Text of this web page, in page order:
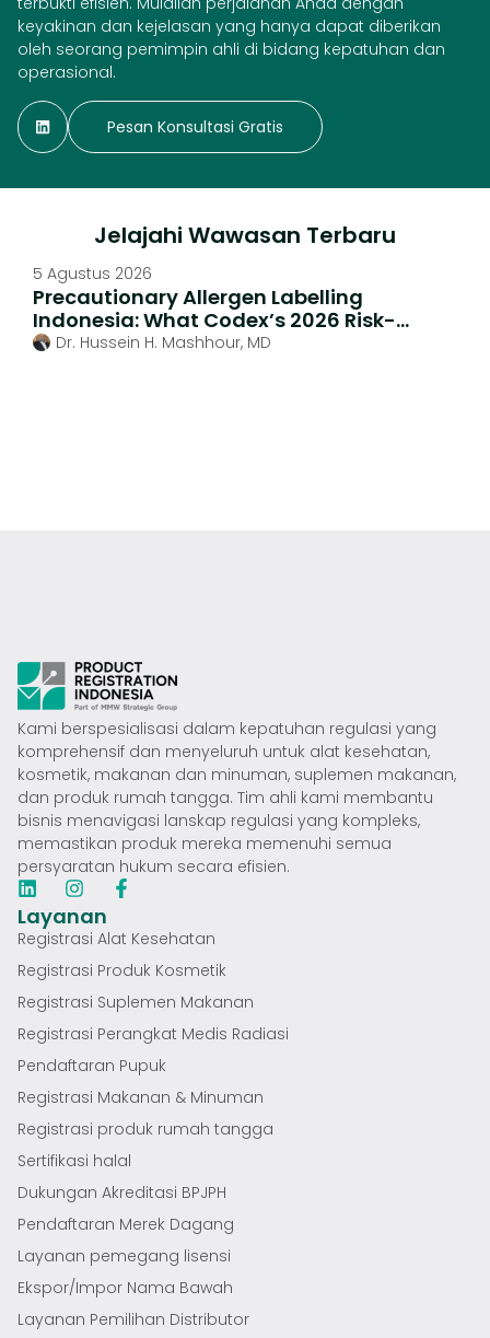
keyakinan dan kejelasan yang hanya dapat diberikan
oleh seorang pemimpin ahli di bidang kepatuhan dan
operasional.
Pesan Konsultasi Gratis
Jelajahi Wawasan Terbaru
5 Agustus 2026
Precautionary Allergen Labelling
Indonesia: What Codex’s 2026 Risk-
Based Rules Mean For BPOM-Registered
Dr. Hussein H. Mashhour, MD
Kami berspesialisasi dalam kepatuhan regulasi yang
komprehensif dan menyeluruh untuk alat kesehatan,
kosmetik, makanan dan minuman, suplemen makanan,
dan produk rumah tangga. Tim ahli kami membantu
bisnis menavigasi lanskap regulasi yang kompleks,
memastikan produk mereka memenuhi semua
persyaratan hukum secara efisien.
Layanan
Registrasi Alat Kesehatan
Registrasi Produk Kosmetik
Registrasi Suplemen Makanan
Registrasi Perangkat Medis Radiasi
Pendaftaran Pupuk
Registrasi Makanan & Minuman
Registrasi produk rumah tangga
Sertifikasi halal
Dukungan Akreditasi BPJPH
Pendaftaran Merek Dagang
Layanan pemegang lisensi
Ekspor/Impor Nama Bawah
Layanan Pemilihan Distributor